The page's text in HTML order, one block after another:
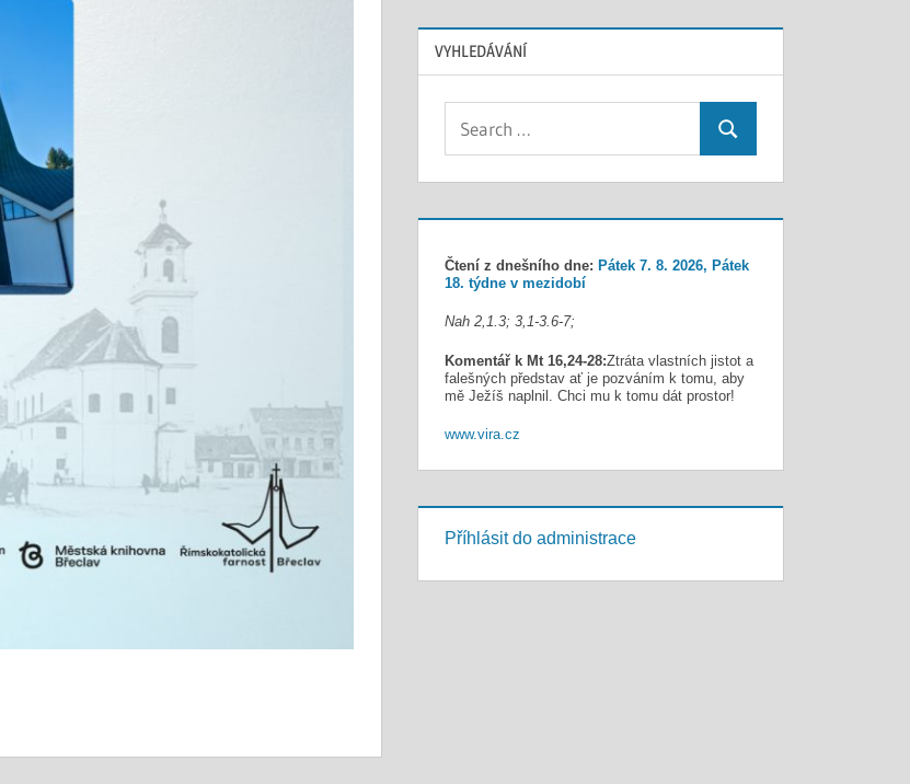
VYHLEDÁVÁNÍ
Search
Čtení z dnešního dne:Pátek 7. 8. 2026, Pátek
18. týdne v mezidobí
Nah 2,1.3; 3,1-3.6-7;
Komentář k Mt 16,24-28:Ztráta vlastních jistot a
falešných představ ať je pozváním k tomu, aby
mě Ježíš naplnil. Chci mu k tomu dát prostor!
www.vira.cz
Příhlásit do administrace